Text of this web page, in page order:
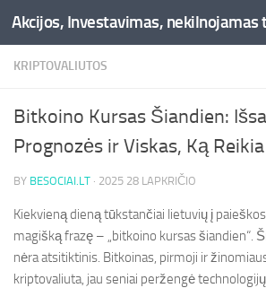
Skip to content
KRIPTOVALIUTOS
Bitkoino Kursas Šiandien:
Prognozės ir Viskas, Ką
BY BESOCIAI.LT · 2025 28 LAPKRIČIO
Kiekvieną dieną tūkstančiai lietuvių į
magišką frazę – „bitkoino kursas šiandien“.
nėra atsitiktinis. Bitkoinas, pirmoji ir
kriptovaliuta, jau seniai peržengė